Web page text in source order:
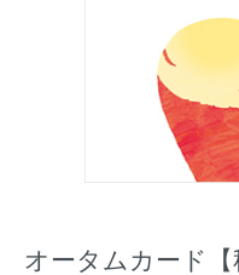
オータムカード